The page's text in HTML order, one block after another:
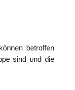
betroffen
sind und die